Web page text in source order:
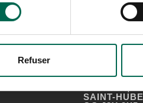
Refuser
SAINT-
4865 BOUL
SAINT-